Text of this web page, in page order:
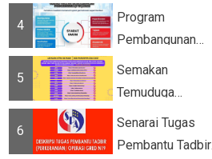
Tawaran
Kemasukan ke
4
Program
Pembangunan
Bakat Muda (YTP)
MARA 2026 –
5
Semakan
Temuduga
UPUOnline Sesi
2026/2027
6
Senarai Tugas
Pembantu Tadbir